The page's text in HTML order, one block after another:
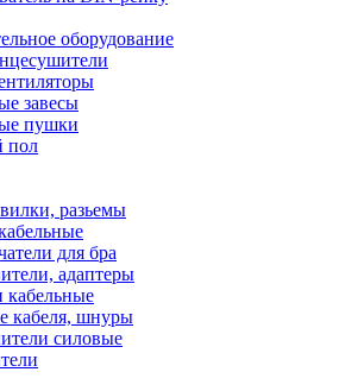
оборудование
завесы
пушки
пол
разьемы
для бра
адаптеры
кабельные
кабеля, шнуры
силовые